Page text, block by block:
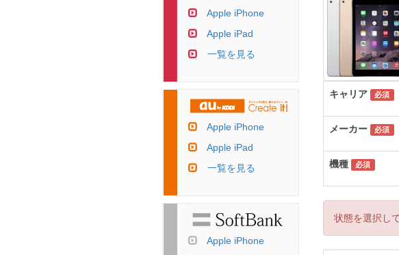
キャリア 必須
メーカー 必須
機種 必須
状態を選択し
Apple iPhone
Apple iPad
一覧を見る
Apple iPhone
Apple iPad
一覧を見る
Apple iPhone